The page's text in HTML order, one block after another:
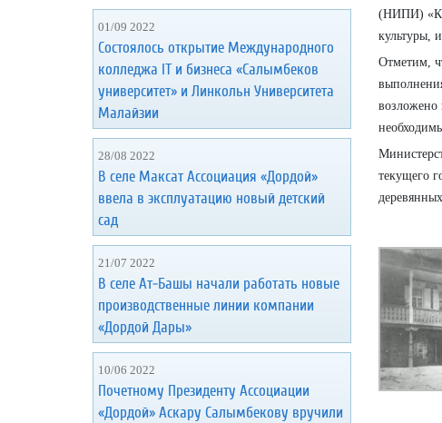
01/09 2022
Состоялось открытие Международного
колледжа IT и бизнеса «Салымбеков
университет» и Линкольн Университета
Малайзии
28/08 2022
В селе Максат Ассоциация «Дордой»
ввела в эксплуатацию новый детский
сад
21/07 2022
В селе Ат-Башы начали работать новые
производственные линии компании
«Дордой Дары»
10/06 2022
Почетному Президенту Ассоциации
«Дордой» Аскару Салымбекову вручили
(НИПИ)
культуры,
Отметим,
возложено
текущего